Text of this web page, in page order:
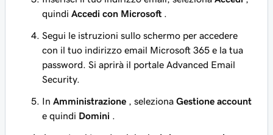
quindi Accedi con Microsoft .
Segui le istruzioni sullo schermo per accedere
con il tuo indirizzo email Microsoft 365 e la tua
password. Si aprirà il portale Advanced Email
Security.
In Amministrazione , seleziona Gestione account
e quindi Domini .